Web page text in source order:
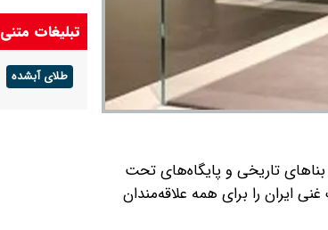
بازدید از تمامی موزه‌ها، بناهای تاریخی و پایگاه‌های تحت
ایران را برای همه علاقه‌مندان
مرداد ۱۴۰۵ قطع می‌شود ؟ + جدول خاموشی
تبلیغات متنی
طلای آبشده